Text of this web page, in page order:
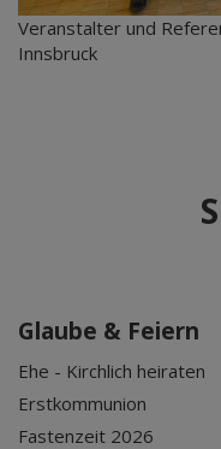
Veranstalter und
Innsbruck
Glaube & Feiern
Ehe - Kirchlich heiraten
Erstkommunion
Fastenzeit 2026